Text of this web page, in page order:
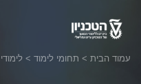
עמוד הבית > תחומי לימוד >